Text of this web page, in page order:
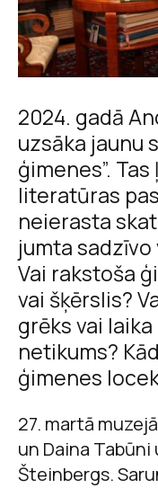
2024. gadā
uzsāka jaunu
ģimenes”.
literatūras
neierasta
jumta
Vai rakstoša
vai šķērslis?
grēks vai
netikums?
ģimenes
27. martā
un Daina
Šteinbergs.